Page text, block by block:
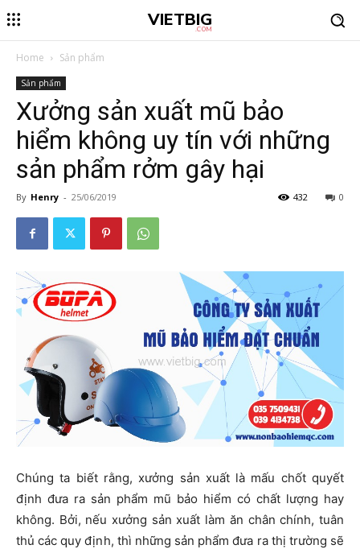
VIETBIG
.COM
Home Sản phẩm
Sản phẩm
Xưởng sản xuất mũ bảo
hiểm không uy tín với những
sản phẩm rởm gây hại
By Henry - 25/06/2019 0
432
Chúng ta biết rằng, xưởng sản xuất là mấu chốt quyết
định đưa ra sản phẩm mũ bảo hiểm có chất lượng hay
không. Bởi, nếu xưởng sản xuất làm ăn chân chính, tuân
thủ các quy định, thì những sản phẩm đưa ra thị trường sẽ